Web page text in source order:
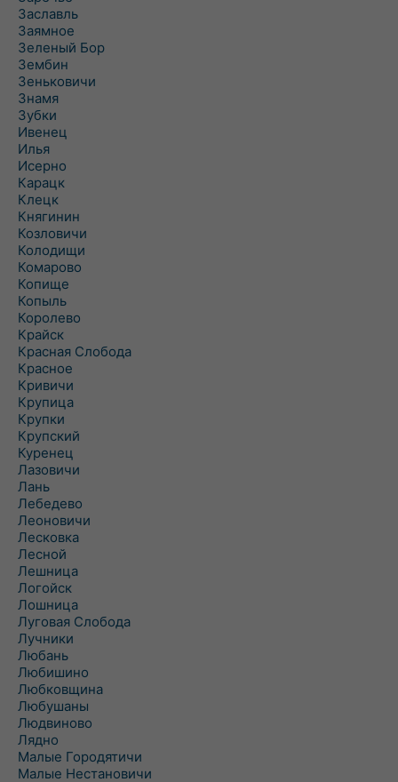
Заславль
Заямное
Зеленый Бор
Зембин
Зеньковичи
Знамя
Зубки
Ивенец
Илья
Исерно
Карацк
Клецк
Княгинин
Козловичи
Колодищи
Комарово
Копище
Копыль
Королево
Крайск
Красная Слобода
Красное
Кривичи
Крупица
Крупки
Крупский
Куренец
Лазовичи
Лань
Лебедево
Леоновичи
Лесковка
Лесной
Лешница
Логойск
Лошница
Луговая Слобода
Лучники
Любань
Любишино
Любковщина
Любушаны
Людвиново
Лядно
Малые Городятичи
Малые Нестановичи